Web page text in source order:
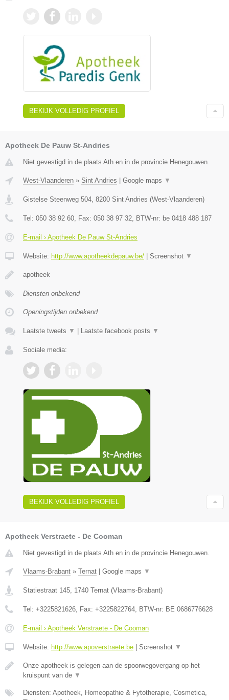
BEKIJK VOLLEDIG PROFIEL
Apotheek De Pauw St-Andries
Niet gevestigd in de plaats Ath en in de provincie Henegouwen.
West-Vlaanderen » Sint Andries | Google maps ▼
Gistelse Steenweg 504 8200 Sint Andries (West-Vlaanderen)
Tel: 050 38 92 60 , Fax: 050 38 97 32 , BTW-nr: be 0418 488 187
E-mail › Apotheek De Pauw St-Andries
Website: http://www.apotheekdepauw.be/ | Screenshot ▼
apotheek
Diensten onbekend
Openingstijden onbekend
Laatste tweets ▼ | Laatste facebook posts ▼
Sociale media:
BEKIJK VOLLEDIG PROFIEL
Apotheek Verstraete - De Cooman
Niet gevestigd in de plaats Ath en in de provincie Henegouwen.
Vlaams-Brabant » Ternat Google maps ▼
Statiestraat 145, 1740 Ternat (Vlaams-Brabant)
Tel: +3225821626, Fax: +3225822764, BTW-nr: BE 0686776628
E-mail › Apotheek Verstraete - De Cooman
Website: http://www.apoverstraete.be Screenshot ▼
Onze apotheek is gelegen aan de spoorwegovergang op het
kruispunt van de ▼
Diensten: Apotheek, Homeopathie & Fytotherapie, Cosmetica,